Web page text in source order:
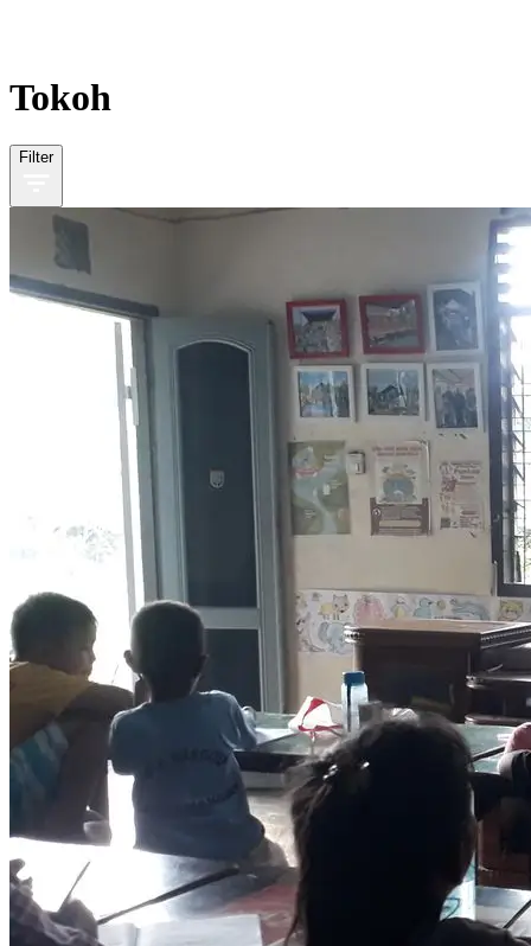
Tokoh
Filter